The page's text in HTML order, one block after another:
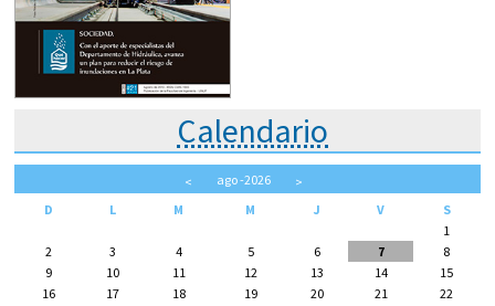
Calendario
< ago-2026
>
D
L M M J V
S
1
2
3 4 5 6 7
8
9
10 11 12 13 14
15
16
17 18 19 20 21 22